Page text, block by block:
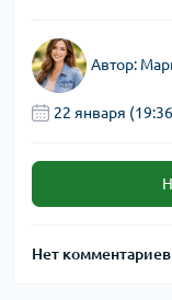
Автор:
22 января
Нет комментариев